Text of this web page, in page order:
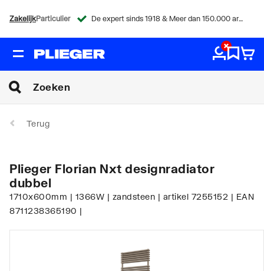
ZakelijkParticulier De expert sinds 1918 & Meer dan 150.000 artikelen
Terug
Plieger Florian Nxt designradiator
dubbel
1710x600mm | 1366W | zandsteen | artikel 7255152 | EAN
8711238365190 |